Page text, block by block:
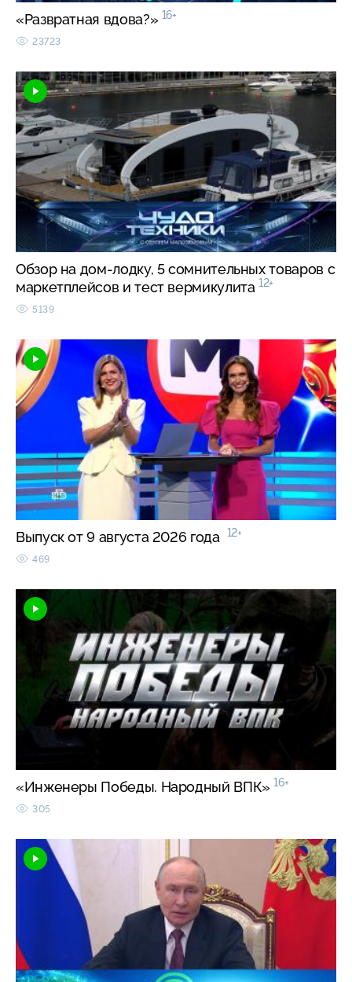
«Развратная вдова?» 16+
23723
Обзор на дом-лодку, 5 сомнительных товаров с
маркетплейсов и тест вермикулита 12+
5139
Выпуск от 9 августа 2026 года 12+
469
«Инженеры Победы. Народный ВПК» 16+
305